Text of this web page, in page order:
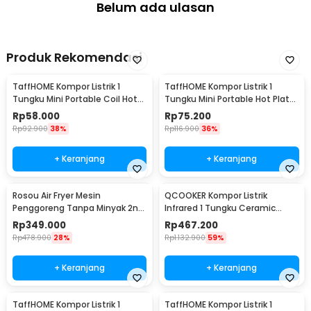
1 x Panduan PenggunaanBelum ada ulasan
Produk Rekomendasi
TaffHOME Kompor Listrik 1
Tungku Mini Portable Coil Hot
Plate 500W - C1-1000-03
Rp58.000
Rp92.900 38%
+ Keranjang
TaffHOME Kompor Listrik 1
Tungku Mini Portable Hot Plate
500W - H1-500-10
Rp75.200
Rp116.900 36%
+ Keranjang
Rosou Air Fryer Mesin
Penggoreng Tanpa Minyak 2nd
Edition 2.5L OA2 - OA2
Rp349.000
Rp478.900 28%
+ Keranjang
QCOOKER Kompor Listrik
Infrared 1 Tungku Ceramic
Stove 2000W - CR-DT01
Rp467.200
Rp1.132.900 59%
+ Keranjang
TaffHOME Kompor Listrik 1
TaffHOME Kompor Listrik 1